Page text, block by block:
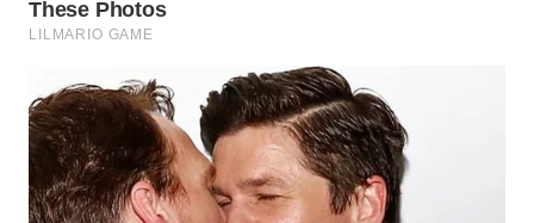
WN
BOROBUDUR
WN
MADURA
WN
SURABAYA